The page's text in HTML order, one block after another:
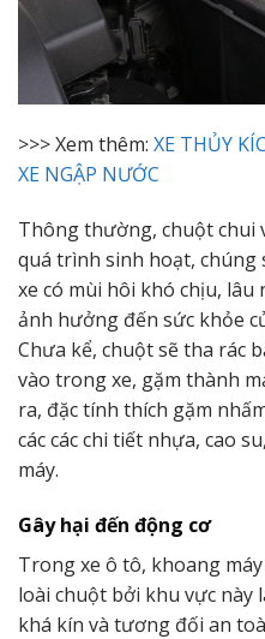
>>> Xem thêm: XE THỦY
XE NGẬP NƯỚC
Thông thường, chuột chui
quá trình sinh hoạt, chúng
xe có mùi hôi khó chịu,
ảnh hưởng đến sức khỏe
Chưa kể, chuột sẽ tha rác
vào trong xe, gặm thành
ra, đặc tính thích gặm
các các chi tiết nhựa, cao
máy.
Gây hại đến động cơ
Trong xe ô tô, khoang
loài chuột bởi khu vực này
khá kín và tương đối an